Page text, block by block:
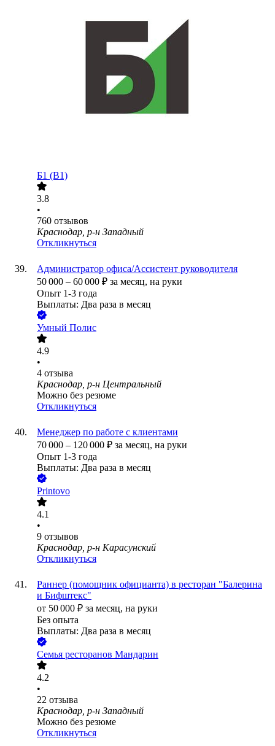
Б1 (B1)
3.8
•
760 отзывов
Краснодар, р-н Западный
Откликнуться
Администратор офиса/Ассистент руководителя
50 000 – 60 000 ₽ за месяц, на руки
Опыт 1-3 года
Выплаты: Два раза в месяц
Умный Полис
4.9
•
4 отзыва
Краснодар, р-н Центральный
Можно без резюме
Откликнуться
Менеджер по работе с клиентами
70 000 – 120 000 ₽ за месяц, на руки
Опыт 1-3 года
Выплаты: Два раза в месяц
Printovo
4.1
•
9 отзывов
Краснодар, р-н Карасунский
Откликнуться
Раннер (помощник официанта) в ресторан "Балерина
и Бифштекс"
от 50 000 ₽ за месяц, на руки
Без опыта
Выплаты: Два раза в месяц
Семья ресторанов Мандарин
4.2
•
22 отзыва
Краснодар, р-н Западный
Можно без резюме
Откликнуться